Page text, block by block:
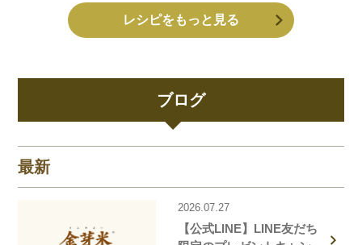
ブログ
最新
2026.07.27
【公式LINE】LINE友だち
レシピをもっと見る